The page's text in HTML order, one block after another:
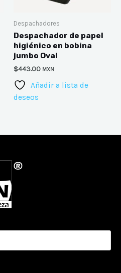
Despachadores
Despachador de papel
higiénico en bobina
jumbo Oval
$443.00 MXN
Añadir a lista de
deseos